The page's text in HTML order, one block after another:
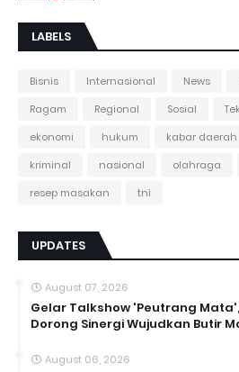
LABELS
Bisnis Internasional News
Ragam
Regional Sosial
ekonomi
hukum kabar daerah
kriminal
nasional olahraga
resep masakan
tni
UPDATES
August 07, 2026
Gelar Talkshow 'Peutrang Mata',
Dorong Sinergi Wujudkan Butir
August 06, 2026